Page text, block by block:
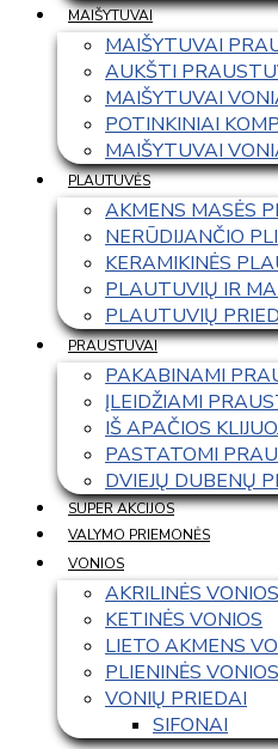
MAIŠYTUVAI
MAIŠYTUVAI
AUKŠTI
MAIŠYTUVAI
POTINKINIAI
MAIŠYTUVAI
PLAUTUVĖS
AKMENS MASĖS
NERŪDIJANČIO
KERAMIKINĖS
PLAUTUVIŲ IR
PLAUTUVIŲ
PRAUSTUVAI
PAKABINAMI
ĮLEIDŽIAMI
IŠ APAČIOS
PASTATOMI
DVIEJŲ DUBENŲ
SUPER AKCIJOS
VALYMO PRIEMONĖS
VONIOS
AKRILINĖS VONIOS
KETINĖS VONIOS
LIETO AKMENS
PLIENINĖS VONIOS
VONIŲ PRIEDAI
SIFONAI